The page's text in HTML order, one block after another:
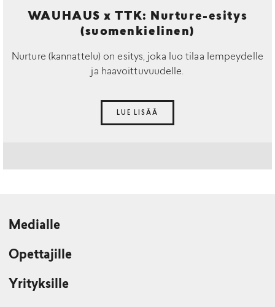
WAUHAUS x TTK: Nurture-esitys
(suomenkielinen)
Nurture (kannattelu) on esitys, joka luo tilaa lempeydelle
ja haavoittuvuudelle.
LUE LISÄÄ
Medialle
Opettajille
Yrityksille